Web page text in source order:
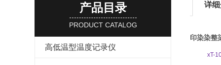
产品目录
PRODUCT CATALOG
高低温型温度记录仪
详
印染染整
xT-